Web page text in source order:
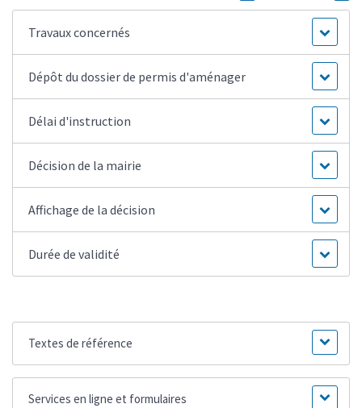
Travaux concernés
Dépôt du dossier de permis d'aménager
Délai d'instruction
Décision de la mairie
Affichage de la décision
Durée de validité
Textes de référence
Services en ligne et formulaires